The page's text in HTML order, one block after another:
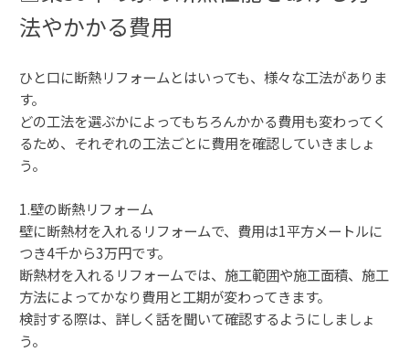
法やかかる費用
ひと口に断熱リフォームとはいっても、様々な工法がありま
す。
どの工法を選ぶかによってもちろんかかる費用も変わってく
るため、それぞれの工法ごとに費用を確認していきましょ
う。
1.壁の断熱リフォーム
壁に断熱材を入れるリフォームで、費用は1平方メートルに
つき4千から3万円です。
断熱材を入れるリフォームでは、施工範囲や施工面積、施工
方法によってかなり費用と工期が変わってきます。
検討する際は、詳しく話を聞いて確認するようにしましょ
う。